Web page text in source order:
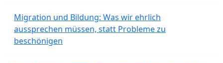
Migration und Bildung: Was wir ehrlich
aussprechen müssen, statt Probleme zu
beschönigen